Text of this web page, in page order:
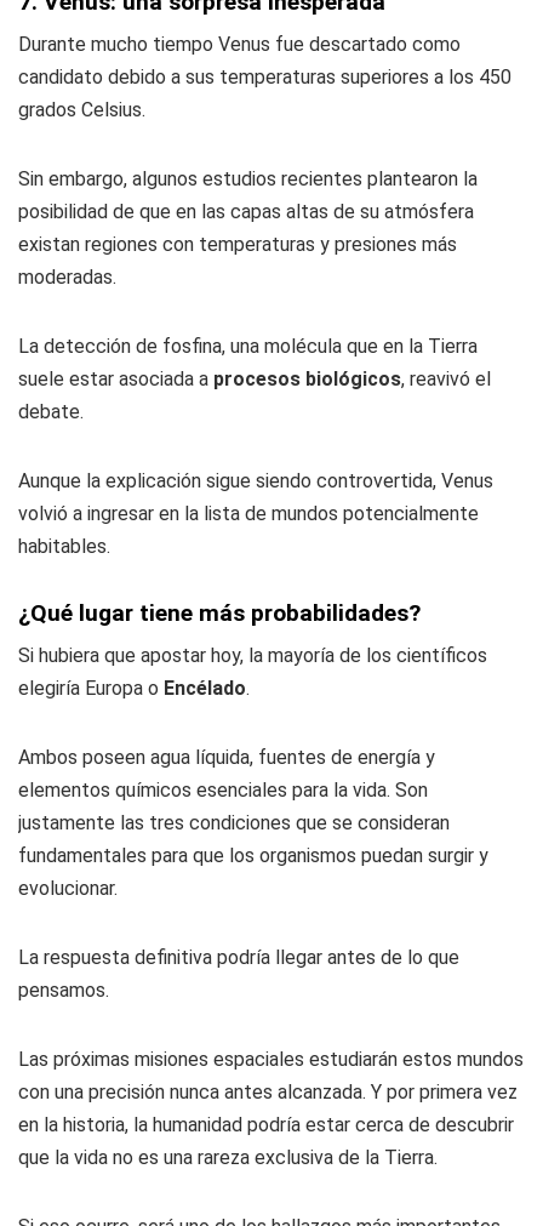
Durante mucho tiempo Venus fue descartado como
candidato debido a sus temperaturas superiores a los 450
grados Celsius.
Sin embargo, algunos estudios recientes plantearon la
posibilidad de que en las capas altas de su atmósfera
existan regiones con temperaturas y presiones más
moderadas.
La detección de fosfina, una molécula que en la Tierra
suele estar asociada a procesos biológicos, reavivó el
debate.
Aunque la explicación sigue siendo controvertida, Venus
volvió a ingresar en la lista de mundos potencialmente
habitables.
¿Qué lugar tiene más probabilidades?
Si hubiera que apostar hoy, la mayoría de los científicos
elegiría Europa o Encélado.
Ambos poseen agua líquida, fuentes de energía y
elementos químicos esenciales para la vida. Son
justamente las tres condiciones que se consideran
fundamentales para que los organismos puedan surgir y
evolucionar.
La respuesta definitiva podría llegar antes de lo que
pensamos.
Las próximas misiones espaciales estudiarán estos mundos
con una precisión nunca antes alcanzada. Y por primera vez
en la historia, la humanidad podría estar cerca de descubrir
que la vida no es una rareza exclusiva de la Tierra.